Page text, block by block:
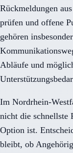
Rückmeldungen
prüfen und offene
gehören
Abläufe und
Im Nordrhein-
nicht die schnellste
Option ist.
bleibt, ob